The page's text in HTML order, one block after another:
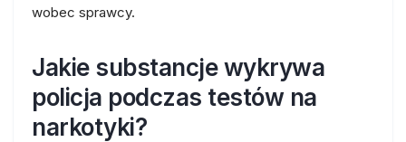
wobec sprawcy.
Jakie substancje wykrywa
policja podczas testów na
narkotyki?